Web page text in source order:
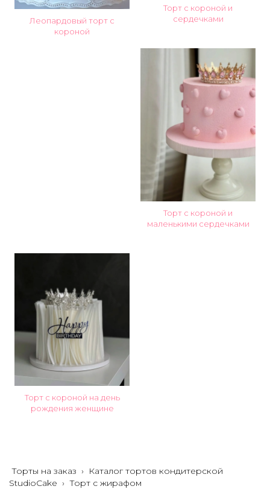
Леопардовый торт с
короной
Торт с короной и
сердечками
Торт с короной и
маленькими сердечками
Торт с короной на день
рождения женщине
Торты на заказ › Каталог тортов кондитерской
StudioCake › Торт с жирафом